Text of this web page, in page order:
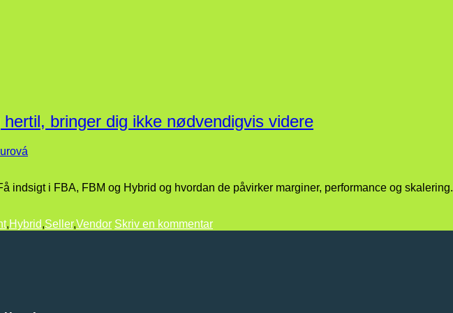
bringer dig ikke nødvendigvis videre
indsigt i FBA, FBM og Hybrid og hvordan de påvirker marginer, performance og skalering.
,Hybrid,Seller,Vendor Skriv en kommentar